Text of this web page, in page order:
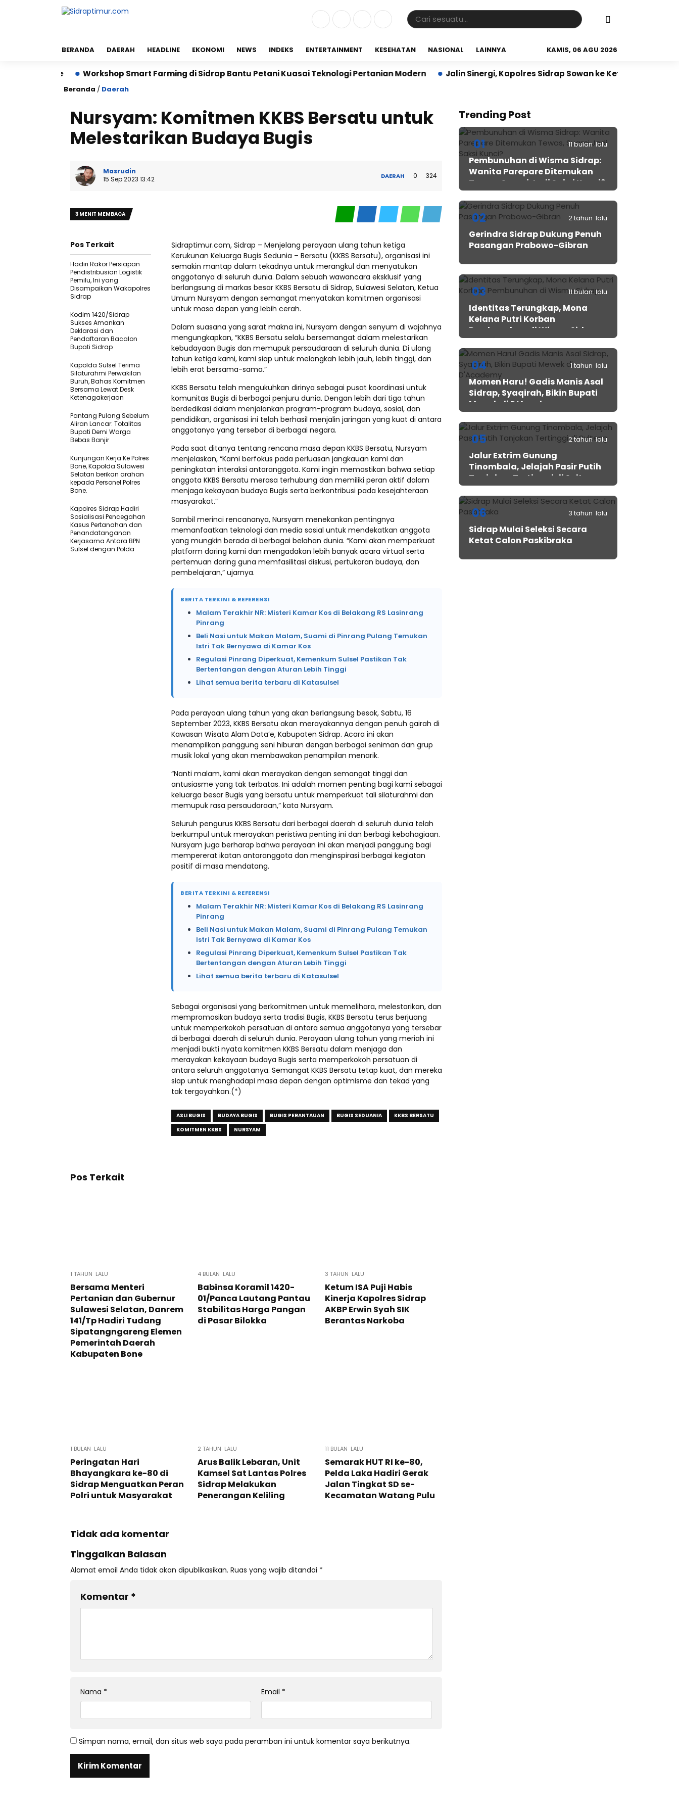
BERANDA DAERAH HEADLINE EKONOMI NEWS INDEKS ENTERTAINMENT KESEHATAN NASIONAL LAINNYA KAMIS, 06 AGU 2026
Workshop Smart Farming di Sidrap Bantu Petani Kuasai Teknologi Pertanian Modern Jalin Sinergi, Kapolres Sidrap Sowan ke Ketua NU Sidrap
Beranda / Daerah
Nursyam: Komitmen KKBS Bersatu untuk
Melestarikan Budaya Bugis
Masrudin
15 Sep 2023 13:42
DAERAH 0 324
3 MENIT MEMBACA
Sidraptimur.com, Sidrap – Menjelang perayaan ulang tahun ketiga
Kerukunan Keluarga Bugis Sedunia – Bersatu (KKBS Bersatu), organisasi ini
semakin mantap dalam tekadnya untuk merangkul dan menyatukan
anggotanya di seluruh dunia. Dalam sebuah wawancara eksklusif yang
berlangsung di markas besar KKBS Bersatu di Sidrap, Sulawesi Selatan, Ketua
Umum Nursyam dengan semangat menyatakan komitmen organisasi
untuk masa depan yang lebih cerah.
Dalam suasana yang sarat makna ini, Nursyam dengan senyum di wajahnya
mengungkapkan, “KKBS Bersatu selalu bersemangat dalam melestarikan
kebudayaan Bugis dan memupuk persaudaraan di seluruh dunia. Di ulang
tahun ketiga kami, kami siap untuk melangkah lebih jauh, lebih tinggi, dan
lebih erat bersama-sama.”
KKBS Bersatu telah mengukuhkan dirinya sebagai pusat koordinasi untuk
komunitas Bugis di berbagai penjuru dunia. Dengan lebih dari tiga tahun
berdedikasi dalam menjalankan program-program budaya, sosial, dan
pendidikan, organisasi ini telah berhasil menjalin jaringan yang kuat di antara
anggotanya yang tersebar di berbagai negara.
Pada saat ditanya tentang rencana masa depan KKBS Bersatu, Nursyam
menjelaskan, “Kami berfokus pada perluasan jangkauan kami dan
peningkatan interaksi antaranggota. Kami ingin memastikan bahwa setiap
anggota KKBS Bersatu merasa terhubung dan memiliki peran aktif dalam
menjaga kekayaan budaya Bugis serta berkontribusi pada kesejahteraan
masyarakat.”
Sambil merinci rencananya, Nursyam menekankan pentingnya
memanfaatkan teknologi dan media sosial untuk mendekatkan anggota
yang mungkin berada di berbagai belahan dunia. “Kami akan memperkuat
platform daring kami dan mengadakan lebih banyak acara virtual serta
pertemuan daring guna memfasilitasi diskusi, pertukaran budaya, dan
pembelajaran,” ujarnya.
BERITA TERKINI & REFERENSI
Malam Terakhir NR: Misteri Kamar Kos di Belakang RS Lasinrang
Pinrang
Beli Nasi untuk Makan Malam, Suami di Pinrang Pulang Temukan
Istri Tak Bernyawa di Kamar Kos
Regulasi Pinrang Diperkuat, Kemenkum Sulsel Pastikan Tak
Bertentangan dengan Aturan Lebih Tinggi
Lihat semua berita terbaru di Katasulsel
Pada perayaan ulang tahun yang akan berlangsung besok, Sabtu, 16
September 2023, KKBS Bersatu akan merayakannya dengan penuh gairah di
Kawasan Wisata Alam Data’e, Kabupaten Sidrap. Acara ini akan
menampilkan panggung seni hiburan dengan berbagai seniman dan grup
musik lokal yang akan membawakan penampilan menarik.
“Nanti malam, kami akan merayakan dengan semangat tinggi dan
antusiasme yang tak terbatas. Ini adalah momen penting bagi kami sebagai
keluarga besar Bugis yang bersatu untuk memperkuat tali silaturahmi dan
memupuk rasa persaudaraan,” kata Nursyam.
Seluruh pengurus KKBS Bersatu dari berbagai daerah di seluruh dunia telah
berkumpul untuk merayakan peristiwa penting ini dan berbagi kebahagiaan.
Nursyam juga berharap bahwa perayaan ini akan menjadi panggung bagi
mempererat ikatan antaranggota dan menginspirasi berbagai kegiatan
positif di masa mendatang.
BERITA TERKINI & REFERENSI
Malam Terakhir NR: Misteri Kamar Kos di Belakang RS Lasinrang
Pinrang
Beli Nasi untuk Makan Malam, Suami di Pinrang Pulang Temukan
Istri Tak Bernyawa di Kamar Kos
Regulasi Pinrang Diperkuat, Kemenkum Sulsel Pastikan Tak
Bertentangan dengan Aturan Lebih Tinggi
Lihat semua berita terbaru di Katasulsel
Sebagai organisasi yang berkomitmen untuk memelihara, melestarikan, dan
mempromosikan budaya serta tradisi Bugis, KKBS Bersatu terus berjuang
untuk memperkokoh persatuan di antara semua anggotanya yang tersebar
di berbagai daerah di seluruh dunia. Perayaan ulang tahun yang meriah ini
menjadi bukti nyata komitmen KKBS Bersatu dalam menjaga dan
merayakan kekayaan budaya Bugis serta memperkokoh persatuan di
antara seluruh anggotanya. Semangat KKBS Bersatu tetap kuat, dan mereka
siap untuk menghadapi masa depan dengan optimisme dan tekad yang
tak tergoyahkan.(*)
ASLI BUGIS BUDAYA BUGIS BUGIS PERANTAUAN BUGIS SEDUANIA
KKBS BERSATU
KOMITMEN KKBS
NURSYAM
Pos Terkait
Hadiri Rakor Persiapan
Pendistribusian Logistik
Pemilu, Ini yang
Disampaikan Wakapolres
Sidrap
Kodim 1420/Sidrap
Sukses Amankan
Deklarasi dan
Pendaftaran Bacalon
Bupati Sidrap
Kapolda Sulsel Terima
Silaturahmi Perwakilan
Buruh, Bahas Komitmen
Bersama Lewat Desk
Ketenagakerjaan
Pantang Pulang Sebelum
Aliran Lancar: Totalitas
Bupati Demi Warga
Bebas Banjir
Kunjungan Kerja Ke Polres
Bone, Kapolda Sulawesi
Selatan berikan arahan
kepada Personel Polres
Bone.
Kapolres Sidrap Hadiri
Sosialisasi Pencegahan
Kasus Pertanahan dan
Penandatanganan
Kerjasama Antara BPN
Sulsel dengan Polda
Pos Terkait
1 TAHUN LALU
Bersama Menteri
Pertanian dan Gubernur
Sulawesi Selatan, Danrem
141/Tp Hadiri Tudang
Sipatangngareng Elemen
Pemerintah Daerah
Kabupaten Bone
4 BULAN LALU
Babinsa Koramil 1420-
01/Panca Lautang Pantau
Stabilitas Harga Pangan
di Pasar Bilokka
3 TAHUN LALU
Ketum ISA Puji Habis
Kinerja Kapolres Sidrap
AKBP Erwin Syah SIK
Berantas Narkoba
1 BULAN LALU
Peringatan Hari
Bhayangkara ke-80 di
Sidrap Menguatkan Peran
Polri untuk Masyarakat
2 TAHUN LALU
Arus Balik Lebaran, Unit
Kamsel Sat Lantas Polres
Sidrap Melakukan
Penerangan Keliling
11 BULAN LALU
Semarak HUT RI ke-80,
Pelda Laka Hadiri Gerak
Jalan Tingkat SD se-
Kecamatan Watang Pulu
Tidak ada komentar
Tinggalkan Balasan
Alamat email Anda tidak akan dipublikasikan. Ruas yang wajib ditandai *
Komentar *
Nama * Email *
Simpan nama, email, dan situs web saya pada peramban ini untuk komentar saya berikutnya.
Trending Post
01 11 bulan lalu
Pembunuhan di Wisma Sidrap:
Wanita Parepare Ditemukan
Tewas, Suami Jadi Saksi Kunci?
02 2 tahun lalu
Gerindra Sidrap Dukung Penuh
Pasangan Prabowo-Gibran
03 11 bulan lalu
Identitas Terungkap, Mona
Kelana Putri Korban
Pembunuhan di Wisma Sidrap
04 1 tahun lalu
Momen Haru! Gadis Manis Asal
Sidrap, Syaqirah, Bikin Bupati
Mewek di D’Academy​
05 2 tahun lalu
Jalur Extrim Gunung
Tinombala, Jelajah Pasir Putih
Tanjakan Tertinggi di Sulteng
06 3 tahun lalu
Sidrap Mulai Seleksi Secara
Ketat Calon Paskibraka